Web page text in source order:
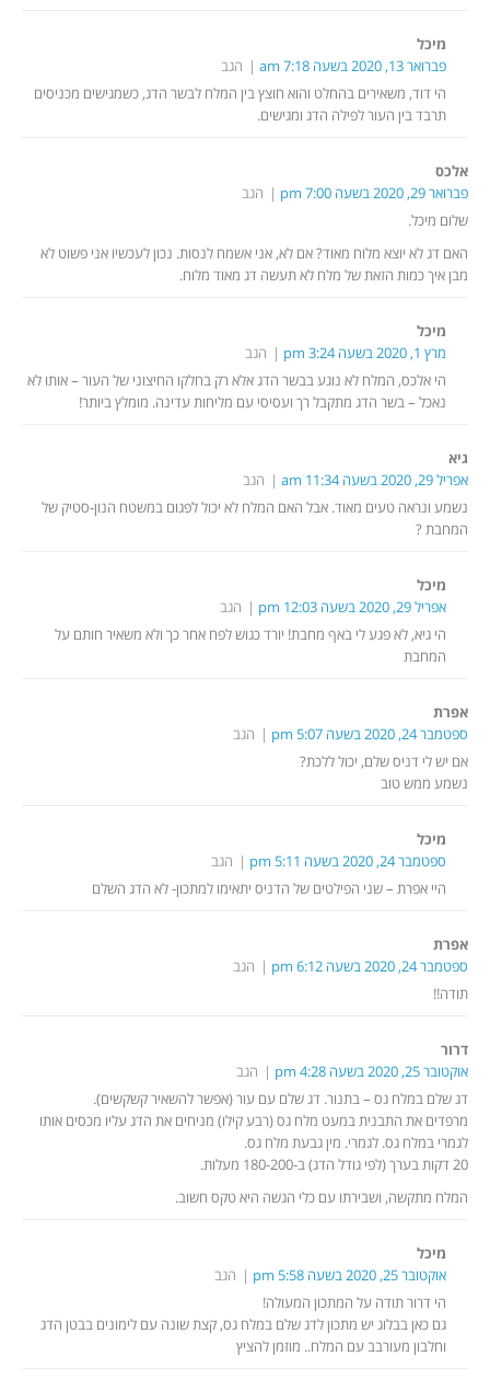
מיכל
פברואר 13, 2020 בשעה 7:18 am
הגב
הי דוד, משאירים בהחלט והוא חוצץ בין המלח לבשר הדג, כשמגישים מכניסים
תרבד בין העור לפילה הדג ומגישים.
אלכס
פברואר 29, 2020 בשעה 7:00 pm
הגב
שלום מיכל.
האם דג לא יוצא מלוח מאוד? אם לא, אני אשמח לנסות. נכון לעכשיו אני פשוט לא
מבן איך כמות הזאת של מלח לא תעשה דג מאוד מלוח.
מיכל
מרץ 1, 2020 בשעה 3:24 pm
הגב
הי אלכס, המלח לא נוגע בבשר הדג אלא רק בחלקו החיצוני של העור – אותו לא
נאכל – בשר הדג מתקבל רך ועסיסי עם מליחות עדינה. מומלץ ביותר!
גיא
אפריל 29, 2020 בשעה 11:34 am
הגב
נשמע ונראה טעים מאוד. אבל האם המלח לא יכול לפגום במשטח הנון-סטיק של
המחבת ?
מיכל
אפריל 29, 2020 בשעה 12:03 pm
הגב
הי גיא, לא פגע לי באף מחבת! יורד כגוש לפח אחר כך ולא משאיר חותם על
המחבת
אפרת
ספטמבר 24, 2020 בשעה 5:07 pm
הגב
אם יש לי דניס שלם, יכול ללכת?
נשמע ממש טוב
מיכל
ספטמבר 24, 2020 בשעה 5:11 pm
הגב
היי אפרת – שני הפילטים של הדניס יתאימו למתכון- לא הדג השלם
אפרת
ספטמבר 24, 2020 בשעה 6:12 pm
הגב
תודה!!
דרור
אוקטובר 25, 2020 בשעה 4:28 pm
הגב
דג שלם במלח גס – בתנור. דג שלם עם עור (אפשר להשאיר קשקשים).
מרפדים את התבנית במעט מלח גס (רבע קילו) מניחים את הדג עליו מכסים אותו
לגמרי במלח גס. לגמרי. מין גבעת מלח גס.
20 דקות בערך (לפי גודל הדג) ב-180-200 מעלות.
המלח מתקשה, ושבירתו עם כלי הגשה היא טקס חשוב.
מיכל
אוקטובר 25, 2020 בשעה 5:58 pm
הגב
הי דרור תודה על המתכון המעולה!
גם כאן בבלוג יש מתכון לדג שלם במלח גס, קצת שונה עם לימונים בבטן הדג
וחלבון מעורבב עם המלח.. מוזמן להציץ